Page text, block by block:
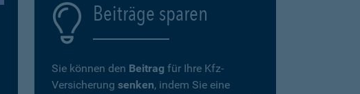
Beiträge sparen
Sie können den Beitrag für Ihre Kfz-
Versicherung senken, indem Sie eine